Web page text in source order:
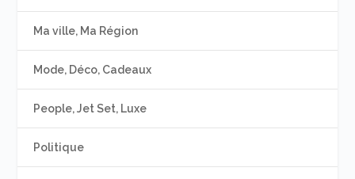
Ma ville, Ma Région
Mode, Déco, Cadeaux
People, Jet Set, Luxe
Politique